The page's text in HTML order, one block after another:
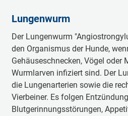
Lungenwurm
Der Lungenwurm
den Organismus der Hunde,
Gehäuseschnecken, Vögel oder
Wurmlarven infiziert sind. Der
die Lungenarterien sowie die
Vierbeiner. Es folgen
Blutgerinnungsstörungen,